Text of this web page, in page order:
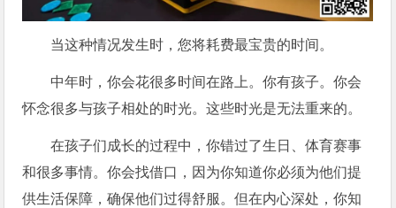
当这种情况发生时，您将耗费最宝贵的时间。
中年时，你会花很多时间在路上。你有孩子。你会
怀念很多与孩子相处的时光。这些时光是无法重来的。
在孩子们成长的过程中，你错过了生日、体育赛事
和很多事情。你会找借口，因为你知道你必须为他们提
供生活保障，确保他们过得舒服。但在内心深处，你知